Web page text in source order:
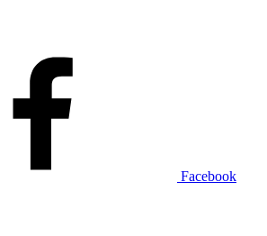
Facebook